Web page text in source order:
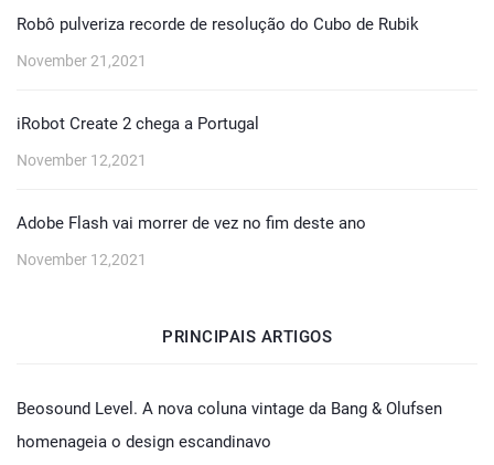
Robô pulveriza recorde de resolução do Cubo de Rubik
November 21,2021
iRobot Create 2 chega a Portugal
November 12,2021
Adobe Flash vai morrer de vez no fim deste ano
November 12,2021
PRINCIPAIS ARTIGOS
Beosound Level. A nova coluna vintage da Bang & Olufsen
homenageia o design escandinavo